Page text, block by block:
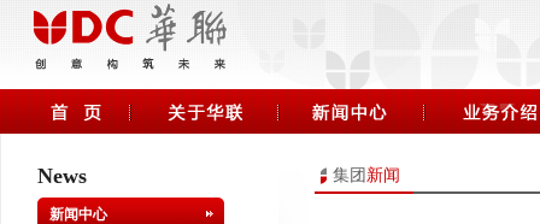
News
新闻中心
集团 新闻